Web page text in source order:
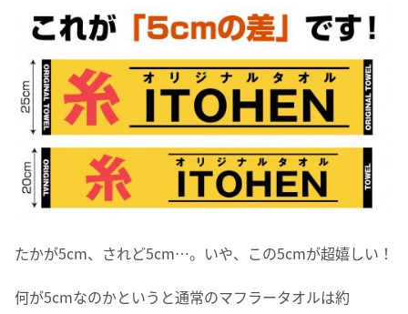
たかが5cm、されど5cm…。いや、この5cmが超嬉しい！
何が5cmなのかというと通常のマフラータオルは約